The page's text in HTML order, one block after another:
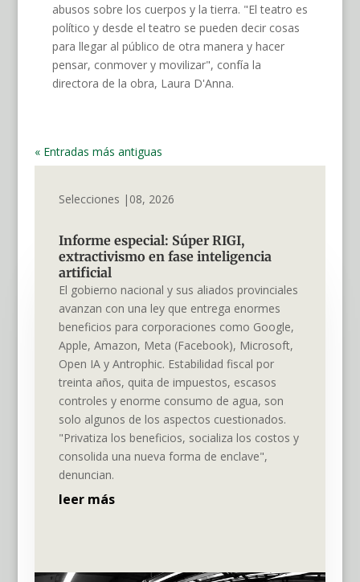
abusos sobre los cuerpos y la tierra. "El teatro es
político y desde el teatro se pueden decir cosas
para llegar al público de otra manera y hacer
pensar, conmover y movilizar", confía la
directora de la obra, Laura D'Anna.
« Entradas más antiguas
Selecciones |08, 2026
Informe especial: Súper RIGI,
extractivismo en fase inteligencia
artificial
El gobierno nacional y sus aliados provinciales
avanzan con una ley que entrega enormes
beneficios para corporaciones como Google,
Apple, Amazon, Meta (Facebook), Microsoft,
Open IA y Antrophic. Estabilidad fiscal por
treinta años, quita de impuestos, escasos
controles y enorme consumo de agua, son
solo algunos de los aspectos cuestionados.
"Privatiza los beneficios, socializa los costos y
consolida una nueva forma de enclave",
denuncian.
leer más